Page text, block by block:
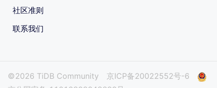
社区准则
联系我们
©2026 TiDB Community
京ICP备20022552号-6